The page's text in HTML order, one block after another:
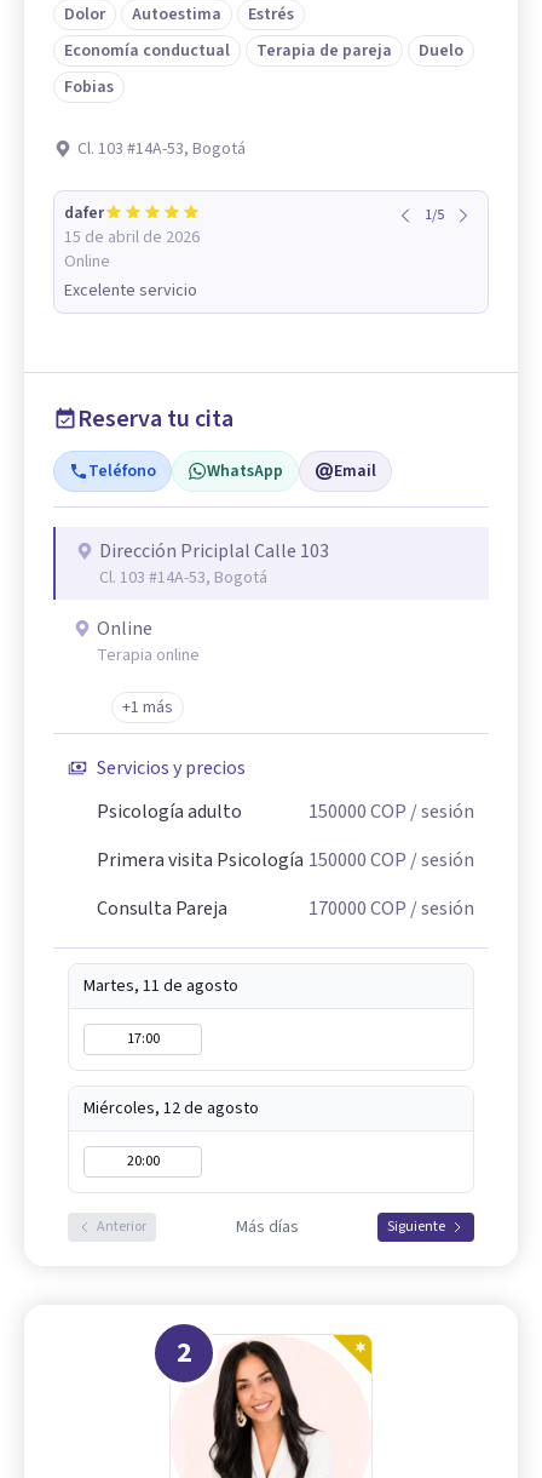
Dolor
Autoestima
Estrés
Economía conductual
Terapia de pareja
Duelo
Fobias
Cl. 103 #14A-53, Bogotá
dafer
15 de abril de 2026
Online
1/5
Excelente servicio
Reserva tu cita
Teléfono WhatsApp Email
Dirección Priciplal Calle 103
Cl. 103 #14A-53, Bogotá
Online
Terapia online
+1 más
Servicios y precios
Psicología adulto
150000COP / sesión
Primera visita Psicología 150000COP / sesión
Consulta Pareja
170000COP / sesión
Martes, 11 de agosto
17:00
Miércoles, 12 de agosto
20:00
Anterior Más días Siguiente
2